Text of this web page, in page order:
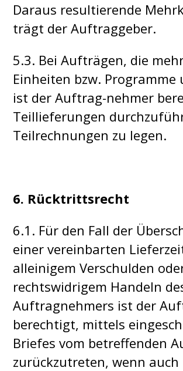
Daraus resultierende
trägt der Auftraggeber.
5.3. Bei Aufträgen, die
Einheiten bzw. Programme
ist der Auftrag-nehmer
Teillieferungen
Teilrechnungen zu legen.
6. Rücktrittsrecht
6.1. Für den Fall der
einer vereinbarten
alleinigem Verschulden
rechtswidrigem Handeln
Auftragnehmers ist der
berechtigt, mittels
Briefes vom betreffenden
zurückzutreten, wenn